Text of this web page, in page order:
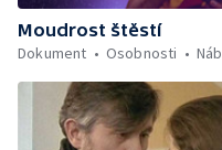
Moudrost štěstí
Dokument
Osobnosti